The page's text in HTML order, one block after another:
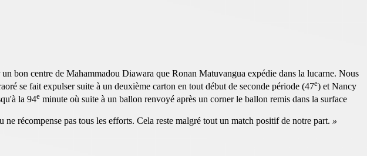
bon centre de Mahammadou Diawara que Ronan Matuvangua expédie dans la lucarne. Nous
se fait expulser suite à un deuxième carton en tout début de seconde période (47e) et Nancy
la 94e minute où suite à un ballon renvoyé après un corner le ballon remis dans la surface
récompense pas tous les efforts. Cela reste malgré tout un match positif de notre part. »